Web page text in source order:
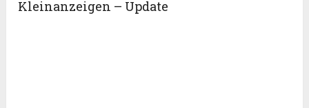
Kleinanzeigen – Update